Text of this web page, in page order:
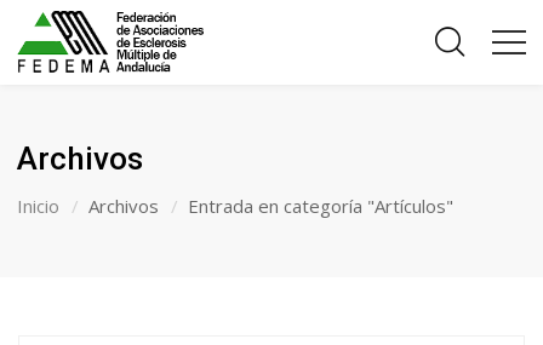
Archivos
Inicio Archivos Entrada en categoría "Artículos"